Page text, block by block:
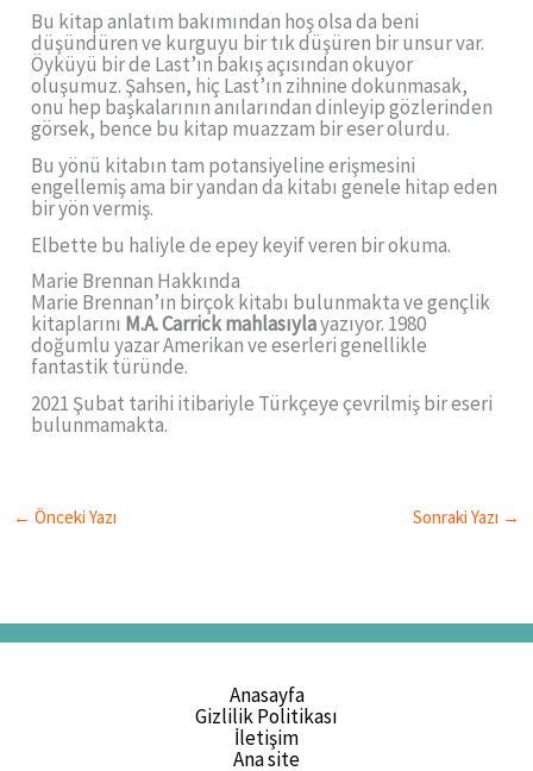
Bu kitap anlatım bakımından hoş olsa da beni
düşündüren ve kurguyu bir tık düşüren bir unsur var.
Öyküyü bir de Last’ın bakış açısından okuyor
oluşumuz. Şahsen, hiç Last’ın zihnine dokunmasak,
onu hep başkalarının anılarından dinleyip gözlerinden
görsek, bence bu kitap muazzam bir eser olurdu.
Bu yönü kitabın tam potansiyeline erişmesini
engellemiş ama bir yandan da kitabı genele hitap eden
bir yön vermiş.
Elbette bu haliyle de epey keyif veren bir okuma.
Marie Brennan Hakkında
Marie Brennan’ın birçok kitabı bulunmakta ve gençlik
kitaplarını M.A. Carrick mahlasıylayazıyor. 1980
doğumlu yazar Amerikan ve eserleri genellikle
fantastik türünde.
2021 Şubat tarihi itibariyle Türkçeye çevrilmiş bir eseri
bulunmamakta.
← Önceki Yazı Sonraki Yazı →
Anasayfa
Gizlilik Politikası
İletişim
Ana site